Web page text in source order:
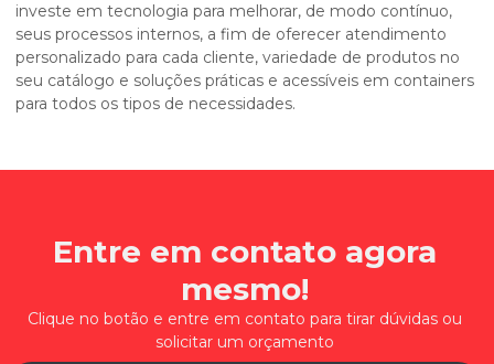
investe em tecnologia para melhorar, de modo contínuo,
seus processos internos, a fim de oferecer atendimento
personalizado para cada cliente, variedade de produtos no
seu catálogo e soluções práticas e acessíveis em containers
para todos os tipos de necessidades.
Entre em contato agora
mesmo!
Clique no botão e entre em contato para tirar dúvidas ou
solicitar um orçamento